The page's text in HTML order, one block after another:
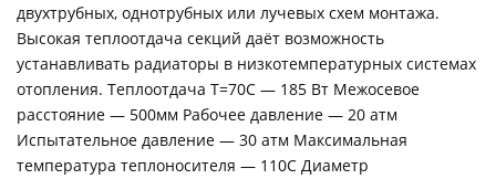
двухтрубных, однотрубных или лучевых схем монтажа.
Высокая теплоотдача секций даёт возможность
устанавливать радиаторы в низкотемпературных системах
отопления. Теплоотдача Т=70С — 185 Вт Межосевое
расстояние — 500мм Рабочее давление — 20 атм
Испытательное давление — 30 атм Максимальная
температура теплоносителя — 110С Диаметр